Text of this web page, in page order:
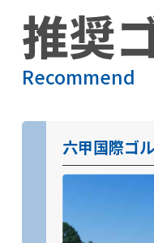
推奨
Recommend
六甲国際ゴ